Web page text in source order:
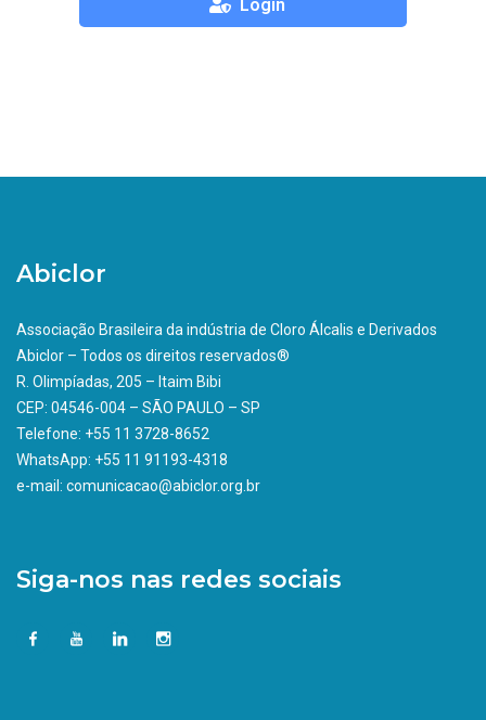
Login
Abiclor
Associação Brasileira da indústria de Cloro Álcalis e Derivados
Abiclor – Todos os direitos reservados®
R. Olimpíadas, 205 – Itaim Bibi
CEP: 04546-004 – SÃO PAULO – SP
Telefone: +55 11 3728-8652
WhatsApp: +55 11 91193-4318
e-mail: comunicacao@abiclor.org.br
Siga-nos nas redes sociais